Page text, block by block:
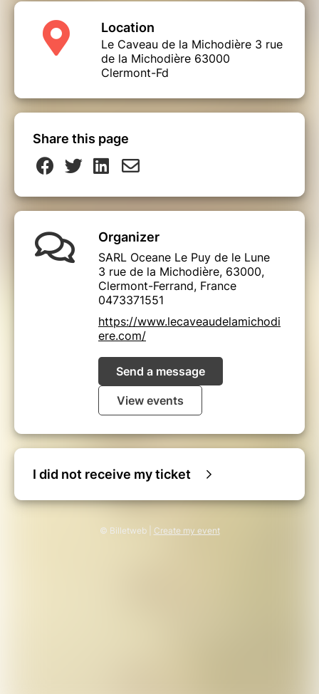
Location
Le Caveau de la Michodière 3 rue
de la Michodière 63000
Clermont-Fd
Share this page
Organizer
SARL Oceane Le Puy de le Lune
3 rue de la Michodière, 63000,
Clermont-Ferrand, France
0473371551
https://www.lecaveaudelamichodi
ere.com/
Send a message
View events
I did not receive my ticket
© Billetweb | Create my event